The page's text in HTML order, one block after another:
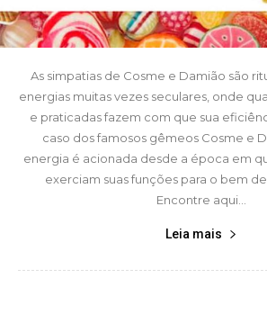
As simpatias de Cosme e Damião são
energias muitas vezes seculares, onde
e praticadas fazem com que sua
caso dos famosos gêmeos Cosme e
energia é acionada desde a época em
exerciam suas funções para o bem de
Encontre aqui...
Leia mais